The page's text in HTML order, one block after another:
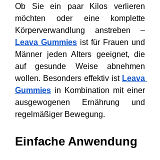
Ob Sie ein paar Kilos verlieren
möchten oder eine komplette
Leava Gummies ist für Frauen und
Männer jeden Alters geeignet, die
auf gesunde Weise abnehmen
wollen. Besonders effektiv ist Leava
Gummies in Kombination mit einer
ausgewogenen Ernährung und
regelmäßiger Bewegung.
Einfache Anwendung